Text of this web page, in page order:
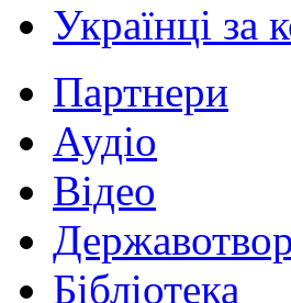
Українці за
Партнери
Аудіо
Відео
Бібліотека